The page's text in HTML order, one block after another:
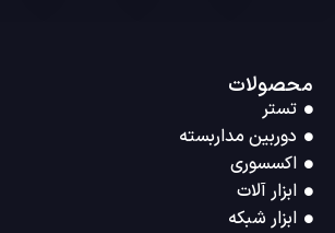
محصولات
تستر
دوربین مداربسته
اکسسوری
ابزار آلات
ابزار شبکه